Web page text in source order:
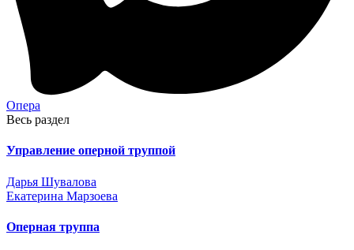
Опера
Весь раздел
Управление оперной труппой
Дарья Шувалова
Екатерина Марзоева
Оперная труппа